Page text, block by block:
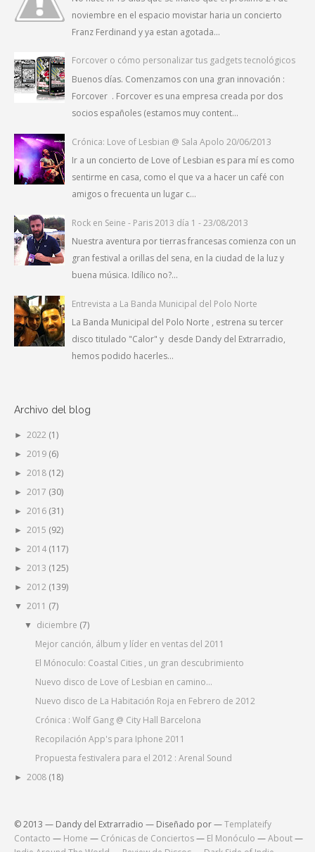
noviembre en el espacio movistar haria un concierto
Franz Ferdinand y ya estan agotada...
Forcover o cómo personalizar tus gadgets tecnológicos
Buenos días. Comenzamos con una gran innovación :
Forcover . Forcover es una empresa creada por dos
socios españoles (estamos muy content...
Crónica: Love of Lesbian @ Sala Apolo 20/06/2013
Ir a un concierto de Love of Lesbian es para mí es como
sentirme en casa, como el que va a hacer un café con
amigos o frecuenta un lugar c...
Rock en Seine - Paris 2013 día 1 - 23/08/2013
Nuestra aventura por tierras francesas comienza con un
gran festival a orillas del sena, en la ciudad de la luz y
buena música. Idílico no?...
Entrevista a La Banda Municipal del Polo Norte
La Banda Municipal del Polo Norte , estrena su tercer
disco titulado "Calor" y desde Dandy del Extrarradio,
hemos podido hacerles...
Archivo del blog
► 2022 (1)
► 2019 (6)
► 2018 (12)
► 2017 (30)
► 2016 (31)
► 2015 (92)
► 2014 (117)
► 2013 (125)
► 2012 (139)
▼ 2011 (7)
▼ diciembre (7)
Mejor canción, álbum y líder en ventas del 2011
El Mónoculo: Coastal Cities , un gran descubrimiento
Nuevo disco de Love of Lesbian en camino...
Nuevo disco de La Habitación Roja en Febrero de 2012
Crónica : Wolf Gang @ City Hall Barcelona
Recopilación App's para Iphone 2011
Propuesta festivalera para el 2012 : Arenal Sound
► 2008 (18)
© 2013 — Dandy del Extrarradio — Diseñado por —Templateify
Contacto — Home — Crónicas de Conciertos— El Monóculo —About—